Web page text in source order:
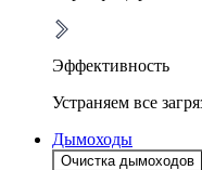
Эффективность
Устраняем все
Дымоходы
Очистка дымоходов